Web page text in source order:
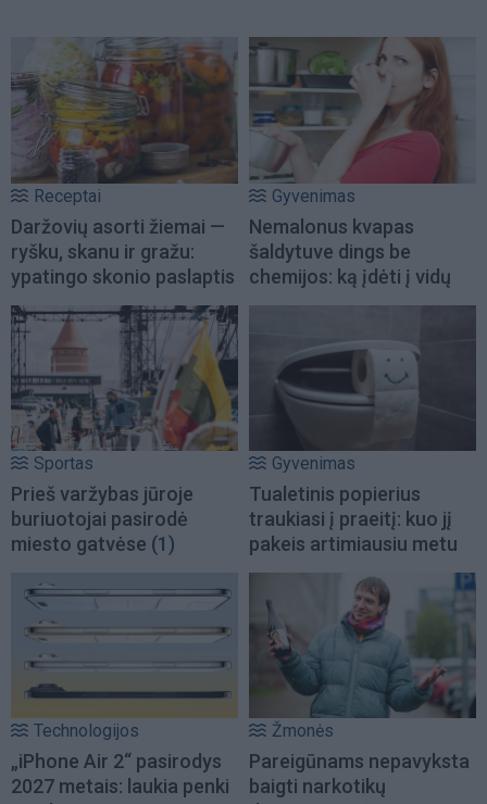
Receptai
Daržovių asorti žiemai —
ryšku, skanu ir gražu:
ypatingo skonio paslaptis
Gyvenimas
Nemalonus kvapas
šaldytuve dings be
chemijos: ką įdėti į vidų
Sportas
Prieš varžybas jūroje
buriuotojai pasirodė
miesto gatvėse (1)
Gyvenimas
Tualetinis popierius
traukiasi į praeitį: kuo jį
pakeis artimiausiu metu
Technologijos
„iPhone Air 2“ pasirodys
2027 metais: laukia penki
Žmonės
Pareigūnams nepavyksta
baigti narkotikų